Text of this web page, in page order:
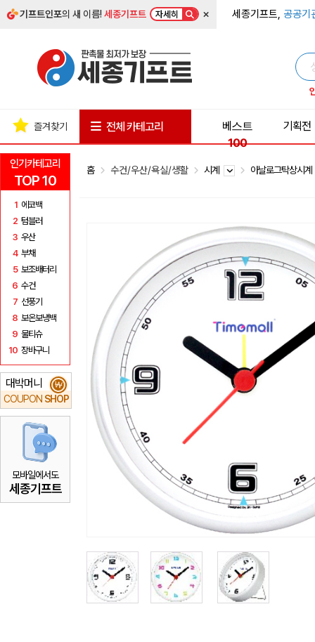
기프트인포의 새 이름!세종기프트 자세히 × 세종기프트, 공공기
인기카테고리
TOP 10
1 에코백
2 텀블러
3 우산
4 부채
5 보조배터리
6 수건
7 선풍기
8 보온보냉백
9 물티슈
10 장바구니
대박머니
COUPON SHOP
₩
모바일에서도
세종기프트
즐겨찾기 전체 카테고리
베스트
100
기획전
홈 수건/우산/욕실/생활 시계 아날로그탁상시